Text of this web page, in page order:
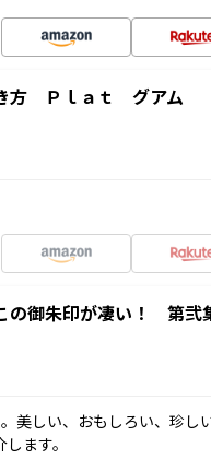
方 Ｐｌａｔ グアム
の御朱印が凄い！ 第
。美しい、おもしろい、珍
ます。